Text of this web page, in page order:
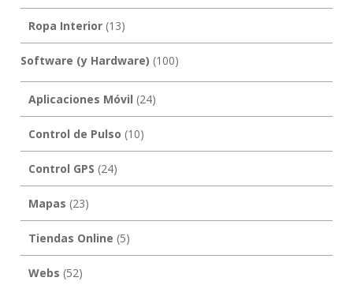
Ropa Interior(13)
Software (y Hardware) (100)
Aplicaciones Móvil (24)
Control de Pulso (10)
Control GPS (24)
Mapas (23)
Tiendas Online (5)
Webs (52)